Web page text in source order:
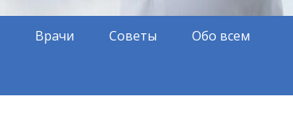
Врачи Советы Обо всем